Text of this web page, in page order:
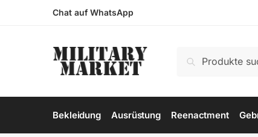
Chat auf WhatsApp
nach:
Suchen
Bekleidung Ausrüstung Reenactment